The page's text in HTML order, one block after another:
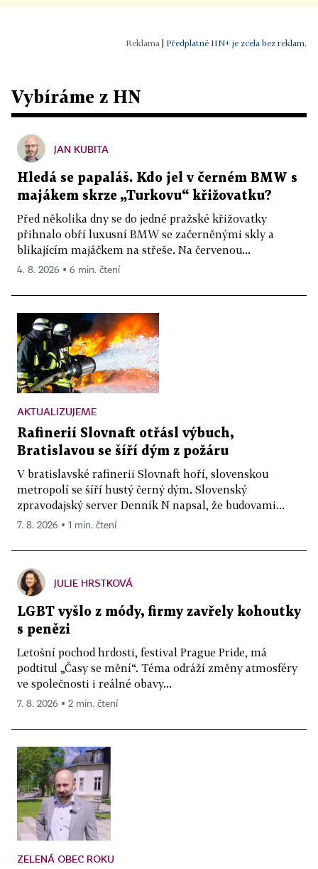
Předplatné HN+ je zcela bez reklam.
Vybíráme z HN
JAN KUBITA
Hledá se papaláš. Kdo jel v černém BMW s
majákem skrze „Turkovu“ křižovatku?
Před několika dny se do jedné pražské křižovatky
přihnalo obří luxusní BMW se začerněnými skly a
blikajícím majáčkem na střeše. Na červenou...
4. 8. 2026 ▪ 6 min. čtení
AKTUALIZUJEME
Rafinerií Slovnaft otřásl výbuch,
Bratislavou se šíří dým z požáru
V bratislavské rafinerii Slovnaft hoří, slovenskou
metropolí se šíří hustý černý dým. Slovenský
zpravodajský server Denník N napsal, že budovami...
7. 8. 2026 ▪ 1 min. čtení
JULIE HRSTKOVÁ
LGBT vyšlo z módy, firmy zavřely kohoutky
s penězi
Letošní pochod hrdosti, festival Prague Pride, má
podtitul „Časy se mění“. Téma odráží změny atmosféry
ve společnosti i reálné obavy...
7. 8. 2026 ▪ 2 min. čtení
ZELENÁ OBEC ROKU